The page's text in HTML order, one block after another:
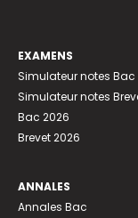
EXAMENS
Simulateur notes Bac
Simulateur notes
Bac 2026
Brevet 2026
ANNALES
Annales Bac